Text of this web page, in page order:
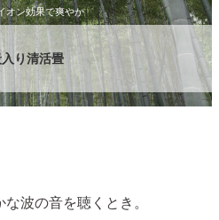
オン効果で爽やか
り清活畳
波の音を聴くとき。